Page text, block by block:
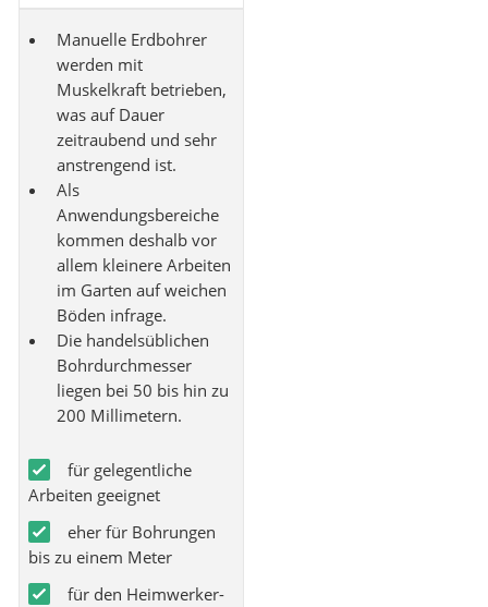
Manuelle Erdbohrer
werden mit
Muskelkraft betrieben,
was auf Dauer
zeitraubend und sehr
anstrengend ist.
Als
Anwendungsbereiche
kommen deshalb vor
allem kleinere Arbeiten
im Garten auf weichen
Böden infrage.
Die handelsüblichen
Bohrdurchmesser
liegen bei 50 bis hin zu
200 Millimetern.
für gelegentliche
Arbeiten geeignet
eher für Bohrungen
bis zu einem Meter
für den Heimwerker-